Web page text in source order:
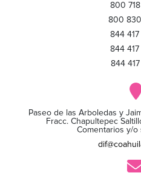
800
800
844
844
844
Paseo de las Arboledas y
Fracc. Chapultepec
Comentarios y/o